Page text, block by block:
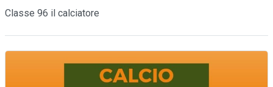
Classe 96 il calciatore